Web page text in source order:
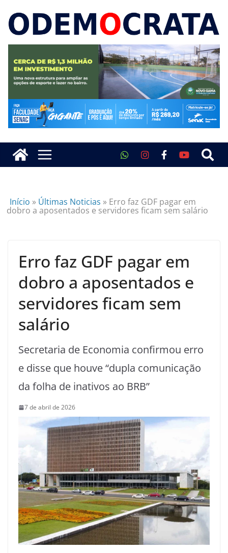
Início » Últimas Noticias » Erro faz GDF pagar em
dobro a aposentados e servidores ficam sem salário
Erro faz GDF pagar em
dobro a aposentados e
servidores ficam sem
salário
Secretaria de Economia confirmou erro
e disse que houve “dupla comunicação
da folha de inativos ao BRB”
7 de abril de 2026